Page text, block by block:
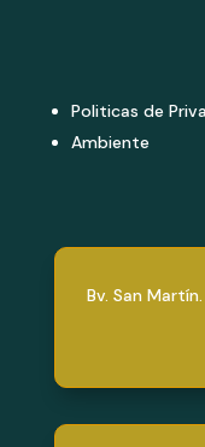
Politicas de
Ambiente
Bv. San